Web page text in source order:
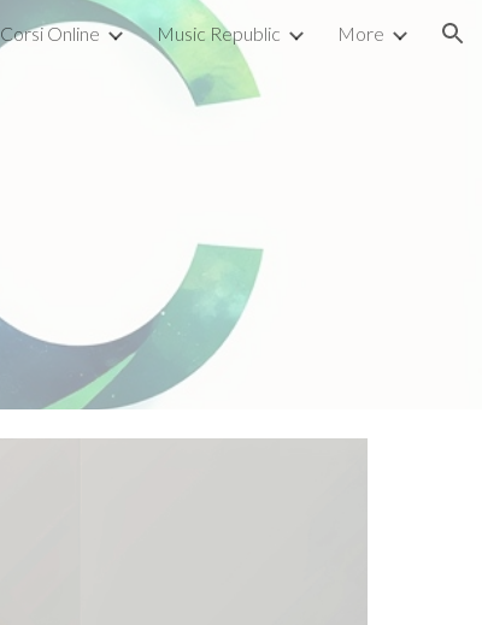
Corsi Online Music Republic More